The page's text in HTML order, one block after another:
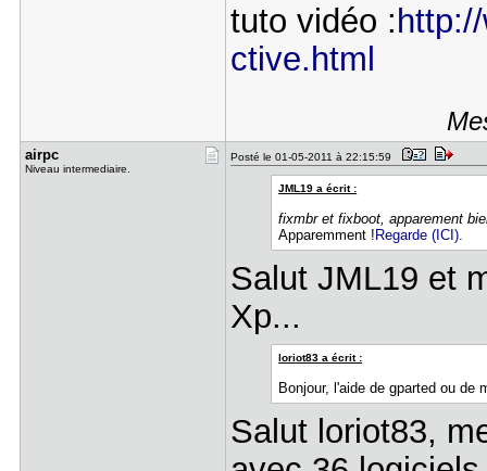
tuto vidéo :
ctive.html
airpc
Niveau intermediaire.
Posté le 01-05-2011 à 22:15:59
JML19 a écrit :
fixmbr et fixboot, apparement
Apparemment ! Regarde (ICI).
Salut JML19 et
Xp...
loriot83 a écrit :
Bonjour, l'aide de gparted ou
Salut loriot83,